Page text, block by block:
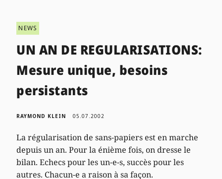
NEWS
UN AN DE REGULARISATIONS:
Mesure unique, besoins
persistants
RAYMOND KLEIN 05.07.2002
La régularisation de sans-papiers est en marche
depuis un an. Pour la énième fois, on dresse le
bilan. Echecs pour les un-e-s, succès pour les
autres. Chacun-e a raison à sa façon.